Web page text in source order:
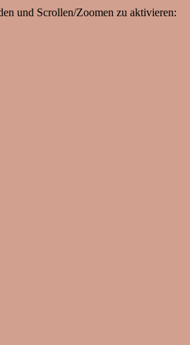
und Scrollen/Zoomen zu aktivieren: